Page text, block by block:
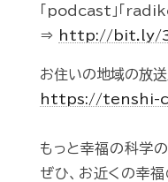
「podcast」「
⇒
http://bit.ly/
お住いの地域の放
https://tenshi-
もっと幸福の科学
ぜひ、お近くの幸